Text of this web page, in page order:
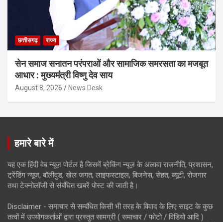
छत्तीसगढ़ राज्य
सेन समाज सनातन परंपराओं और सामाजिक समरसता का मजबूत
आधार : मुख्यमंत्री विष्णु देव साय
August 8, 2026 News Desk
हमारे बारे में
यह एक हिंदी वेब न्यूज़ पोर्टल है जिसमें ब्रेकिंग न्यूज़ के अलावा राजनीति, प्रशासन,
ट्रेंडिंग न्यूज, बॉलीवुड, खेल जगत, लाइफस्टाइल, बिजनेस, सेहत, ब्यूटी, रोजगार
तथा टेक्नोलॉजी से संबंधित खबरें पोस्ट की जाती है।
Disclaimer - समाचार से सम्बंधित किसी भी तरह के विवाद के लिए साइट के कुछ
तत्वों में उपयोगकर्ताओं द्वारा प्रस्तुत सामग्री ( समाचार / फोटो / विडियो आदि )